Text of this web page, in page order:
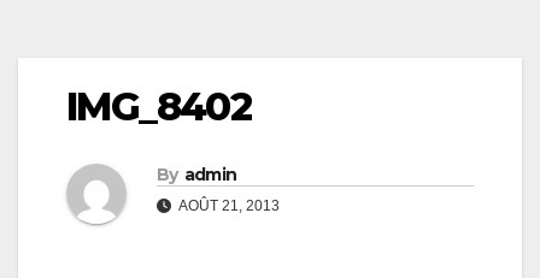
IMG_8402
By admin
AOÛT 21, 2013